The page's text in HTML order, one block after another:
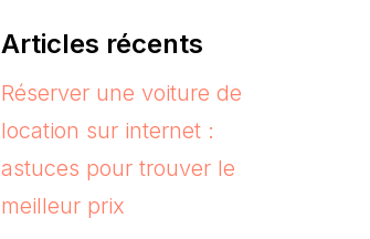
Articles récents
Réserver une voiture de
location sur internet :
astuces pour trouver le
meilleur prix